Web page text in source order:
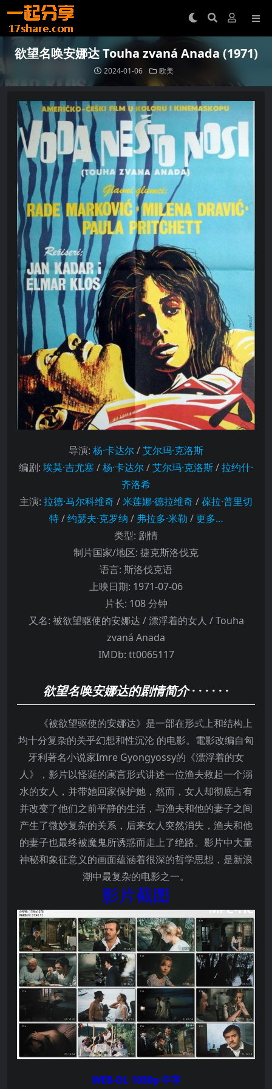
欲望名唤安娜达 Touha zvaná Anada (1971)
2024-01-06 欧美
导演: 杨·卡达尔/艾尔玛·克洛斯
编剧: 埃莫·吉尤塞 /杨·卡达尔/艾尔玛·克洛斯/拉约什·
齐洛希
主演: 拉德·马尔科维奇/米莲娜·德拉维奇/葆拉·普里切
特/约瑟夫·克罗纳 / 弗拉多·米勒 /更多…
类型: 剧情
制片国家/地区: 捷克斯洛伐克
语言: 斯洛伐克语
上映日期: 1971-07-06
片长: 108 分钟
又名: 被欲望驱使的安娜达 / 漂浮着的女人 / Touha
zvaná Anada
IMDb: tt0065117
欲望名唤安娜达的剧情简介· · · · · ·
《被欲望驱使的安娜达》是一部在形式上和结构上
均十分复杂的关乎幻想和性沉沦 的电影。電影改编自匈
牙利著名小说家Imre Gyongyossy的《漂浮着的女
人》，影片以怪诞的寓言形式讲述一位渔夫救起一个溺
水的女人，并带她回家保护她，然而，女人却彻底占有
并改变了他们之前平静的生活，与渔夫和他的妻子之间
产生了微妙复杂的关系，后来女人突然消失，渔夫和他
的妻子也最终被魔鬼所诱惑而走上了绝路。影片中大量
神秘和象征意义的画面蕴涵着很深的哲学思想，是新浪
潮中最复杂的电影之一。
影片截图
WEB-DL 1080p 中字